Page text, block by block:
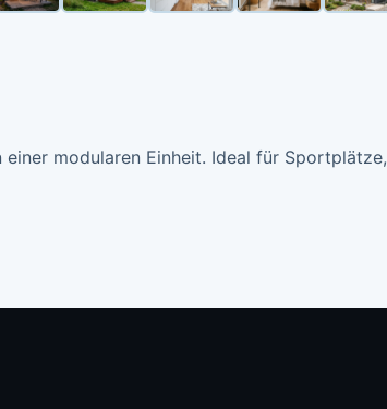
modularen Einheit. Ideal für Sportplätze,